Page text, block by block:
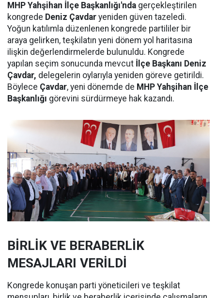
MHP Yahşihan İlçe Başkanlığı'nda gerçekleştirilen
kongrede Deniz Çavdar yeniden güven tazeledi.
Yoğun katılımla düzenlenen kongrede partililer bir
araya gelirken, teşkilatın yeni dönem yol haritasına
ilişkin değerlendirmelerde bulunuldu. Kongrede
yapılan seçim sonucunda mevcut İlçe Başkanı Deniz
Çavdar, delegelerin oylarıyla yeniden göreve getirildi.
Böylece Çavdar, yeni dönemde de MHP Yahşihan İlçe
Başkanlığı görevini sürdürmeye hak kazandı.
BİRLİK VE BERABERLİK
MESAJLARI VERİLDİ
Kongrede konuşan parti yöneticileri ve teşkilat